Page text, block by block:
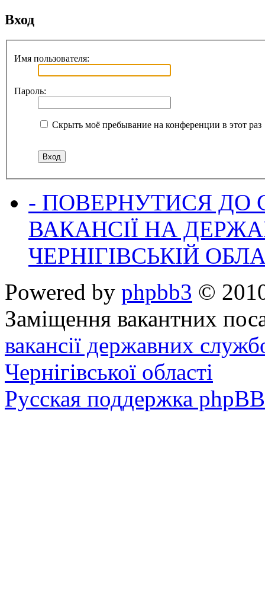
Вход
Имя пользователя:
Пароль:
Скрыть моё пребывание на конференции в этот раз
- ПОВЕРНУТИСЯ ДО
ВАКАНСІЇ НА
ЧЕРНІГІВСЬКІЙ
Powered by phpbb3 ©
Заміщення вакантних
вакансії державних
Чернігівської області
Русская поддержка phpBB